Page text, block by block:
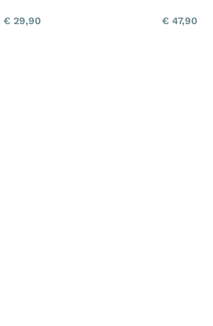
€ 29,90 € 47,90